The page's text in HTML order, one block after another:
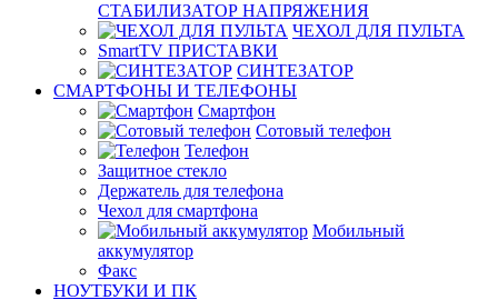
СТАБИЛИЗАТОР НАПРЯЖЕНИЯ
ЧЕХОЛ ДЛЯ ПУЛЬТА
SmartTV ПРИСТАВКИ
СИНТЕЗАТОР
СМАРТФОНЫ И ТЕЛЕФОНЫ
Смартфон
Сотовый телефон
Телефон
Защитное стекло
Держатель для телефона
Чехол для смартфона
Мобильный
аккумулятор
Факс
НОУТБУКИ И ПК